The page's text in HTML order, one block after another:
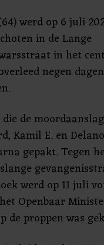
werd op 6 juli
in de Lange
in het
negen
de
Kamil E. en
gepakt. Tegen
werd op 11 juli
Openbaar
de proppen was